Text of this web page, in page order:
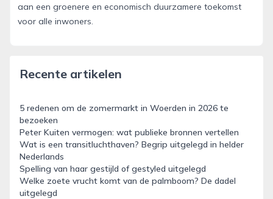
aan een groenere en economisch duurzamere toekomst
voor alle inwoners.
Recente artikelen
5 redenen om de zomermarkt in Woerden in 2026 te
bezoeken
Peter Kuiten vermogen: wat publieke bronnen vertellen
Wat is een transitluchthaven? Begrip uitgelegd in helder
Nederlands
Spelling van haar gestijld of gestyled uitgelegd
Welke zoete vrucht komt van de palmboom? De dadel
uitgelegd